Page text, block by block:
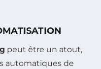
peut être un atout,
automatiques de